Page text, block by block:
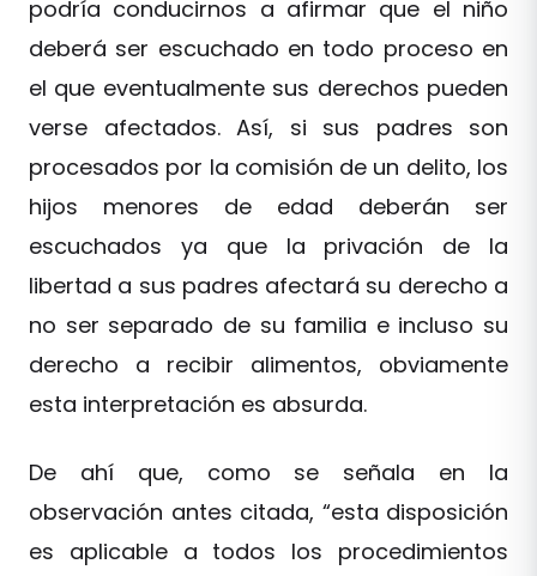
podría conducirnos a afirmar que el niño
deberá ser escuchado en todo proceso en
el que eventualmente sus derechos pueden
verse afectados. Así, si sus padres son
procesados por la comisión de un delito, los
hijos menores de edad deberán ser
escuchados ya que la privación de la
libertad a sus padres afectará su derecho a
no ser separado de su familia e incluso su
derecho a recibir alimentos, obviamente
esta interpretación es absurda.
De ahí que, como se señala en la
observación antes citada, “esta disposición
es aplicable a todos los procedimientos